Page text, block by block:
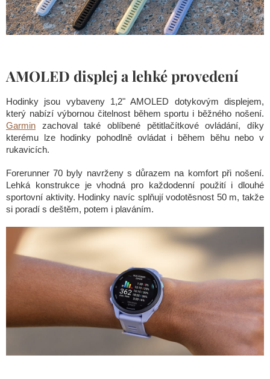
AMOLED displej a lehké provedení
Hodinky jsou vybaveny 1,2" AMOLED dotykovým displejem,
který nabízí výbornou čitelnost během sportu i běžného nošení.
Garmin zachoval také oblíbené pětitlačítkové ovládání, díky
kterému lze hodinky pohodlně ovládat i během běhu nebo v
rukavicích.
Forerunner 70 byly navrženy s důrazem na komfort při nošení.
Lehká konstrukce je vhodná pro každodenní použití i dlouhé
sportovní aktivity. Hodinky navíc splňují vodotěsnost 50 m, takže
si poradí s deštěm, potem i plaváním.